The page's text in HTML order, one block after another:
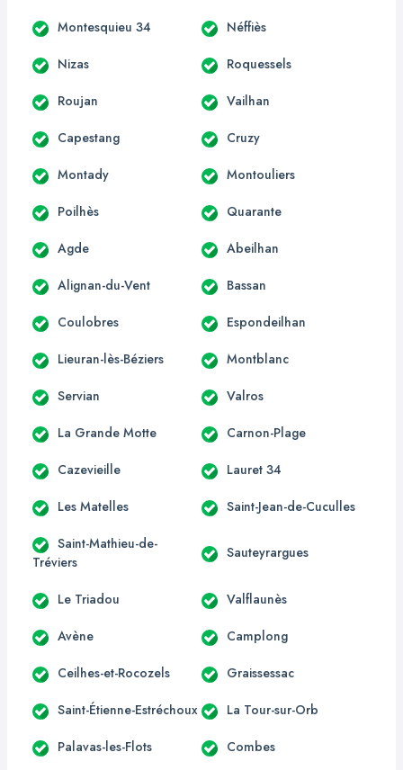
Montesquieu 34 Néffiès
Nizas Roquessels
Roujan Vailhan
Capestang Cruzy
Montady Montouliers
Poilhès Quarante
Agde Abeilhan
Alignan-du-Vent Bassan
Coulobres Espondeilhan
Lieuran-lès-Béziers Montblanc
Servian Valros
La Grande Motte Carnon-Plage
Cazevieille Lauret 34
Les Matelles Saint-Jean-de-Cuculles
Saint-Mathieu-de-
Tréviers
Sauteyrargues
Le Triadou Valflaunès
Avène Camplong
Ceilhes-et-Rocozels Graissessac
Saint-Étienne-Estréchoux La Tour-sur-Orb
Palavas-les-Flots Combes